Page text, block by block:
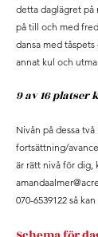
detta daglägret på
på till och med
dansa med
annat kul och
9 av 16 platser
Nivån på dessa två
fortsättning/
är rätt nivå för dig,
070-6539122 så